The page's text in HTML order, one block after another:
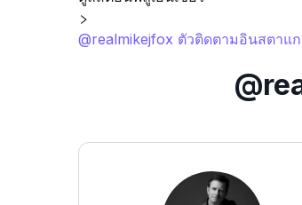
@realmikejfox ตัวติดตามอินสตาแ